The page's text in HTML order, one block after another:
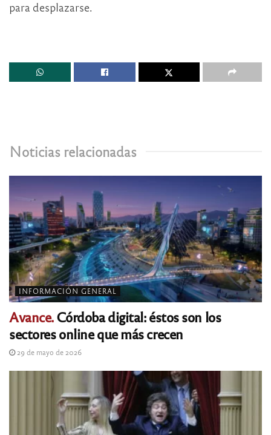
para desplazarse.
Noticias relacionadas
INFORMACIÓN GENERAL
Avance.Córdoba digital: éstos son los
sectores online que más crecen
29 de mayo de 2026